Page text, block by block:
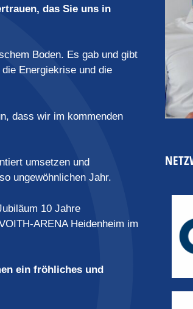
das Sie uns in
Boden. Es gab und gibt
Energiekrise und die
dass wir im kommenden
umsetzen und
ungewöhnlichen Jahr.
10 Jahre
ARENA Heidenheim im
ein fröhliches und